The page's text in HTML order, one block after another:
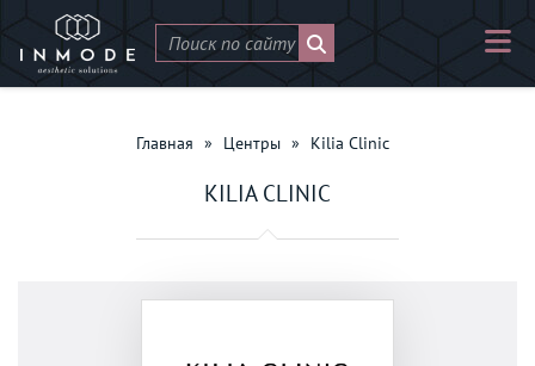
Главная » Центры » Kilia Clinic
KILIA CLINIC